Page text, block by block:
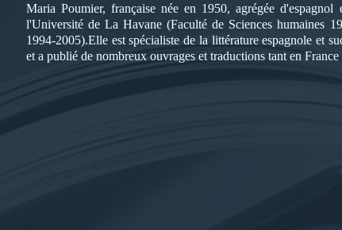
Maria Poumier, française née en 1950, agrégée
l'Université de La Havane (Faculté de Sciences humaines
1994-2005).Elle est spécialiste de la littérature espagnole et
et a publié de nombreux ouvrages et traductions tant en